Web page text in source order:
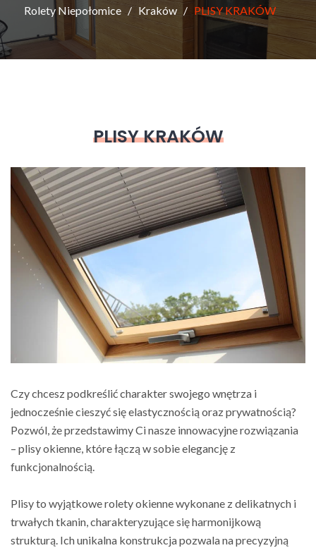
Rolety Niepołomice Kraków PLISY KRAKÓW
PLISY KRAKÓW
Czy chcesz podkreślić charakter swojego wnętrza i
jednocześnie cieszyć się elastycznością oraz prywatnością?
Pozwól, że przedstawimy Ci nasze innowacyjne rozwiązania
– plisy okienne, które łączą w sobie elegancję z
funkcjonalnością.
Plisy to wyjątkowe rolety okienne wykonane z delikatnych i
trwałych tkanin, charakteryzujące się harmonijkową
strukturą. Ich unikalna konstrukcja pozwala na precyzyjną